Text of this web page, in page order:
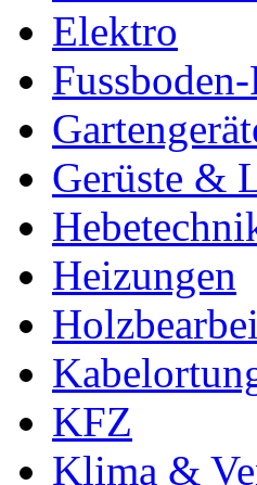
Elektro
Gerüste &
Heizungen
KFZ
Klima &